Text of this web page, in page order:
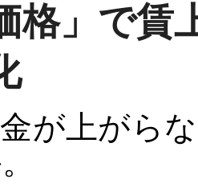
格」で
が上がら